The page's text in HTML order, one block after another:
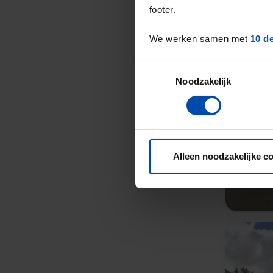
footer.
We werken samen met 10
Noodzakelijk
Alleen noodzakelijke